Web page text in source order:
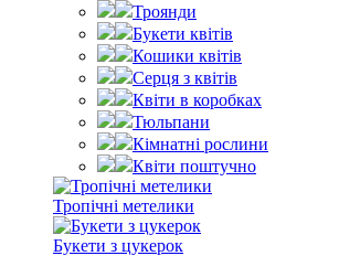
Троянди
Букети квітів
Кошики квітів
Серця з квітів
Квіти в коробках
Тюльпани
Кімнатні рослини
Квіти поштучно
Тропічні метелики
Букети з цукерок